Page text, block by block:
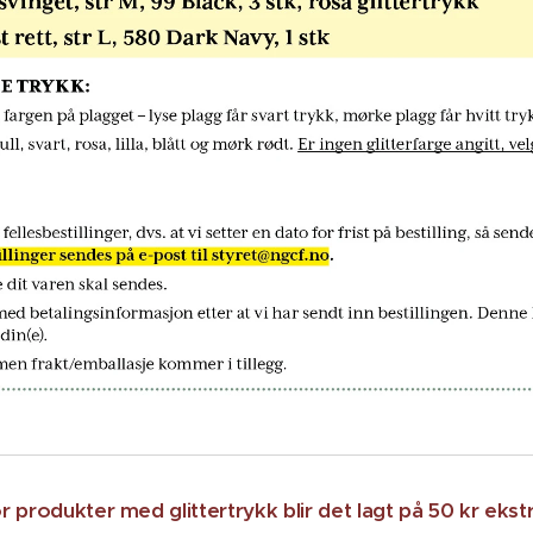
produkter med glittertrykk blir det lagt på 50 kr